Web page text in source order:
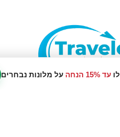
עד 15% הנחה על מלונות נבחרים